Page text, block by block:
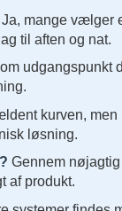
Ja, mange vælger
til aften og nat.
udgangspunkt
kurven,
løsning.
Gennem
af produkt.